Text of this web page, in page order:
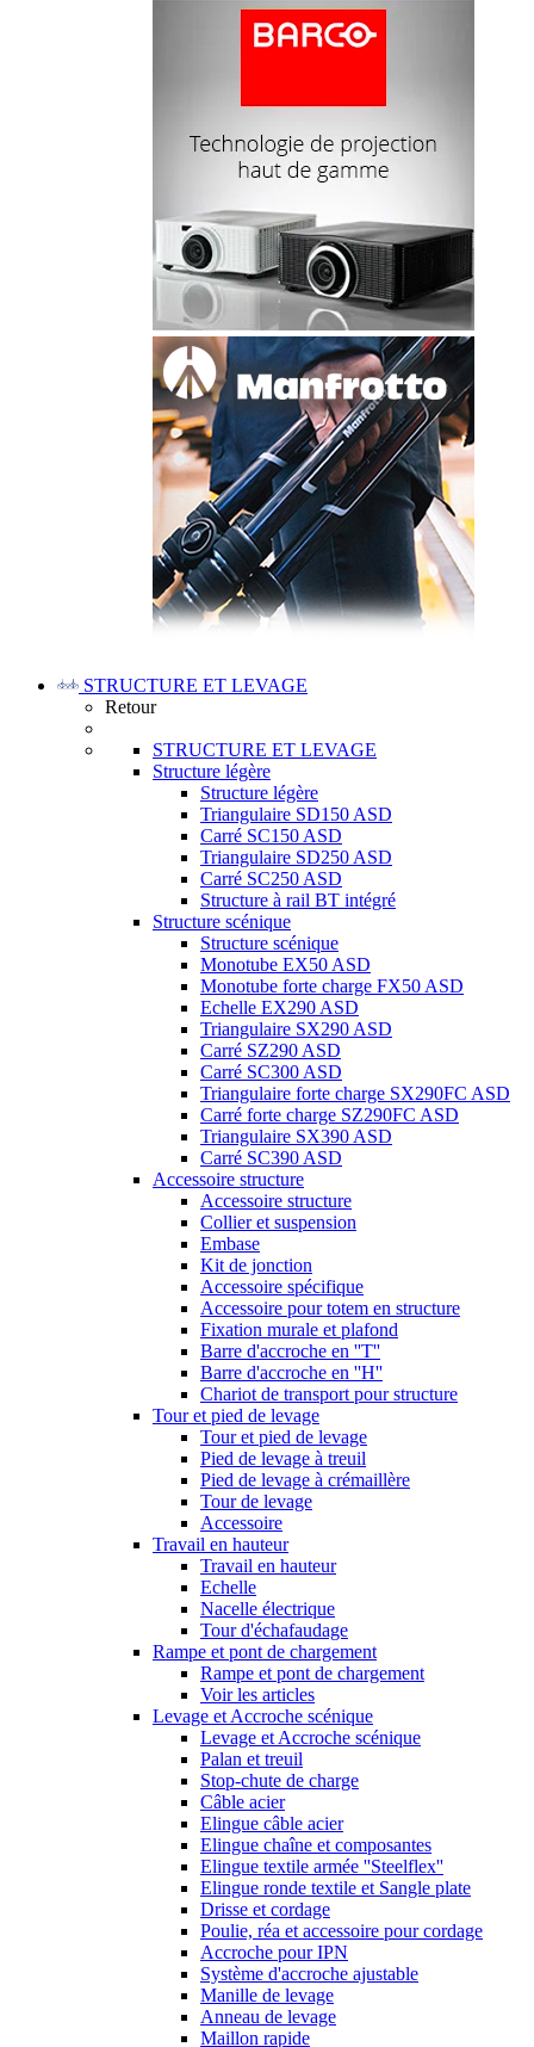
STRUCTURE ET LEVAGE
Retour
STRUCTURE ET LEVAGE
Structure légère
Structure légère
Triangulaire SD150 ASD
Carré SC150 ASD
Triangulaire SD250 ASD
Carré SC250 ASD
Structure à rail BT intégré
Structure scénique
Structure scénique
Monotube EX50 ASD
Monotube forte charge FX50 ASD
Echelle EX290 ASD
Triangulaire SX290 ASD
Carré SZ290 ASD
Carré SC300 ASD
Triangulaire forte charge SX290FC ASD
Carré forte charge SZ290FC ASD
Triangulaire SX390 ASD
Carré SC390 ASD
Accessoire structure
Accessoire structure
Collier et suspension
Embase
Kit de jonction
Accessoire spécifique
Accessoire pour totem en structure
Fixation murale et plafond
Barre d'accroche en ''T''
Barre d'accroche en ''H''
Chariot de transport pour structure
Tour et pied de levage
Tour et pied de levage
Pied de levage à treuil
Pied de levage à crémaillère
Tour de levage
Accessoire
Travail en hauteur
Travail en hauteur
Echelle
Nacelle électrique
Tour d'échafaudage
Rampe et pont de chargement
Rampe et pont de chargement
Voir les articles
Levage et Accroche scénique
Levage et Accroche scénique
Palan et treuil
Stop-chute de charge
Câble acier
Elingue câble acier
Elingue chaîne et composantes
Elingue textile armée ''Steelflex''
Elingue ronde textile et Sangle plate
Drisse et cordage
Poulie, réa et accessoire pour cordage
Accroche pour IPN
Système d'accroche ajustable
Manille de levage
Anneau de levage
Maillon rapide